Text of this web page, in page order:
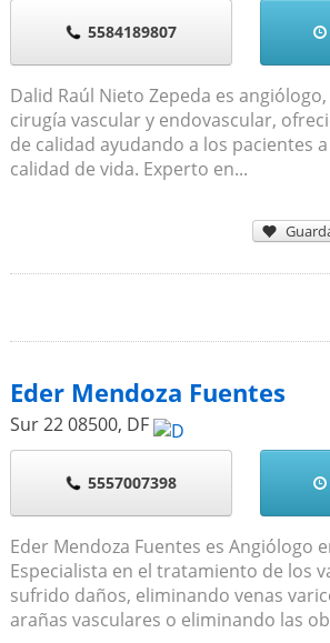
5584189807
Dalid Raúl Nieto Zepeda es
cirugía vascular y endovascular,
de calidad ayudando a los pacientes
calidad de vida. Experto en...
Eder Mendoza Fuentes
Sur 2208500, DF
5557007398
Eder Mendoza Fuentes es Angiólogo
Especialista en el tratamiento de los
sufrido daños, eliminando venas
arañas vasculares o eliminando las